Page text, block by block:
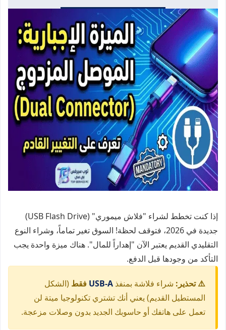
إذا كنت تخطط لشراء "فلاش ميموري" (USB Flash Drive)
جديدة في 2026، فتوقف لحظة! السوق تغير تماماً، وشراء النوع
التقليدي القديم يعتبر الآن "إهداراً للمال". هناك ميزة واحدة يجب
التأكد من وجودها قبل الدفع.
⚠️ تحذير: شراء فلاشة بمنفذ USB-A فقط (الشكل
المستطيل القديم) يعني أنك تشتري تكنولوجيا ميتة لن
تعمل على هاتفك أو حاسوبك الجديد بدون وصلات مزعجة.